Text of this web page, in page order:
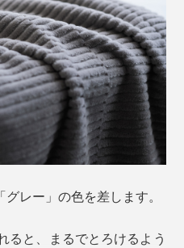
レー」の色を差します。
ると、まるでとろけるよう